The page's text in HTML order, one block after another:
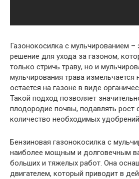
Газонокосилка с мульчированием –
решение для ухода за газоном,
только стричь траву, но и
мульчирования трава измельчается
остается на газоне в виде
Такой подход позволяет
плодородие почвы, подавлять рост
количество необходимых
Бензиновая газонокосилка с
наиболее мощным и долговечным
больших и тяжелых работ. Она
двигателем, который приводит в